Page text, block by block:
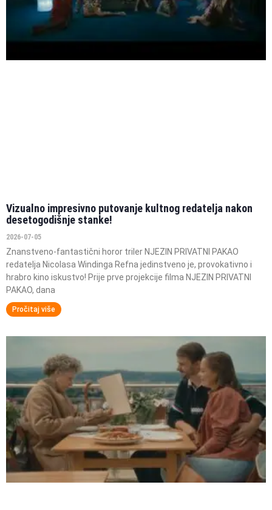
Vizualno impresivno putovanje kultnog redatelja nakon
desetogodišnje stanke!
2026-07-05
Znanstveno-fantastični horor triler NJEZIN PRIVATNI PAKAO
redatelja Nicolasa Windinga Refna jedinstveno je, provokativno i
hrabro kino iskustvo! Prije prve projekcije filma NJEZIN PRIVATNI
PAKAO, dana
Pročitaj više